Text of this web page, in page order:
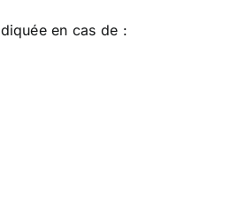
en cas de :